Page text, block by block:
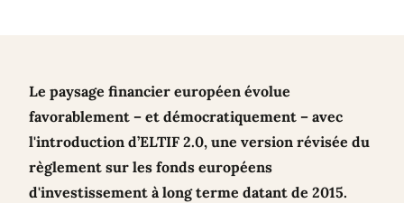
Le paysage financier européen évolue
favorablement – et démocratiquement – avec
l'introduction d’ELTIF 2.0, une version révisée du
règlement sur les fonds européens
d'investissement à long terme datant de 2015.